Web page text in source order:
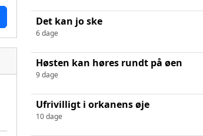
Det kan jo ske
6 dage
Høsten kan høres rundt på øen
9 dage
Ufrivilligt i orkanens øje
10 dage